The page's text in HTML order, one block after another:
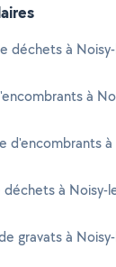
déchets à
à
d'encombrants
à Noisy-
gravats à